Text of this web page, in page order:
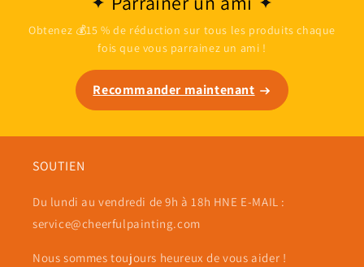
Obtenez 💰15 % de réduction sur tous les produits chaque
fois que vous parrainez un ami !
Recommander maintenant
SOUTIEN
Du lundi au vendredi de 9h à 18h HNE E-MAIL :
service@cheerfulpainting.com
Nous sommes toujours heureux de vous aider !